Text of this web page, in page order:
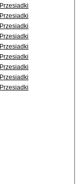
Przesiadki
Przesiadki
Przesiadki
Przesiadki
Przesiadki
Przesiadki
Przesiadki
Przesiadki
Przesiadki